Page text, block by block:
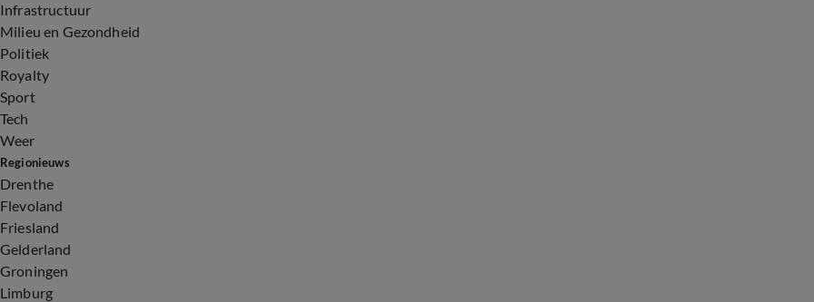
Infrastructuur
Milieu en Gezondheid
Politiek
Royalty
Sport
Tech
Weer
Regionieuws
Drenthe
Flevoland
Friesland
Gelderland
Groningen
Limburg